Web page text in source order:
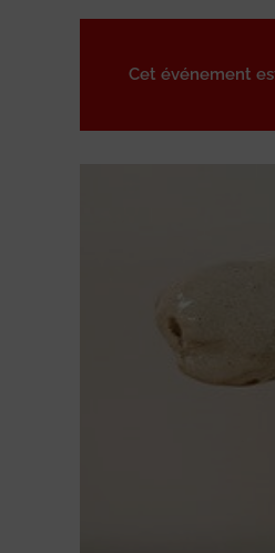
Cet événement